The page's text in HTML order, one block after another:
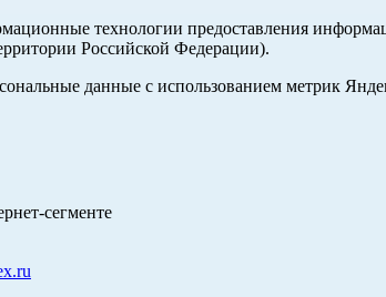
технологии предоставления
Российской Федерации).
данные с использованием метрик
сегменте